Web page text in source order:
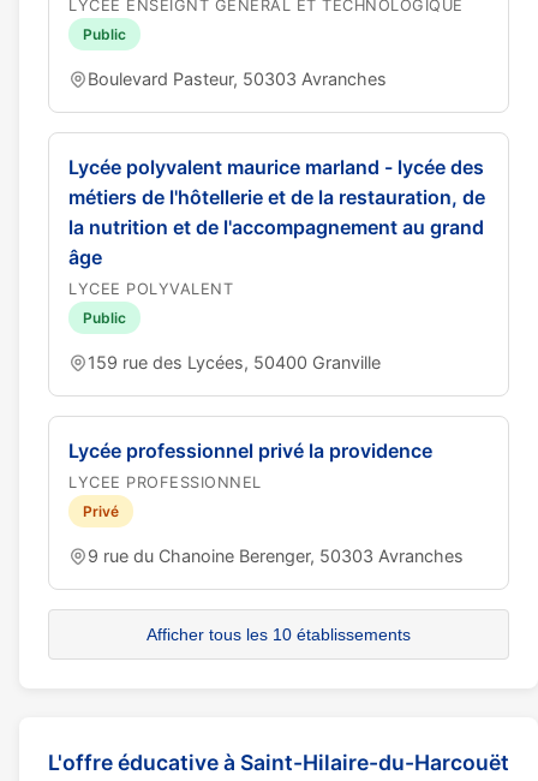
LYCEE ENSEIGNT GENERAL ET TECHNOLOGIQUE
Public
Boulevard Pasteur, 50303 Avranches
Lycée polyvalent maurice marland - lycée des
métiers de l'hôtellerie et de la restauration, de
la nutrition et de l'accompagnement au grand
âge
LYCEE POLYVALENT
Public
159 rue des Lycées, 50400 Granville
Lycée professionnel privé la providence
LYCEE PROFESSIONNEL
Privé
9 rue du Chanoine Berenger, 50303 Avranches
Afficher tous les 10 établissements
L'offre éducative à Saint-Hilaire-du-Harcouët